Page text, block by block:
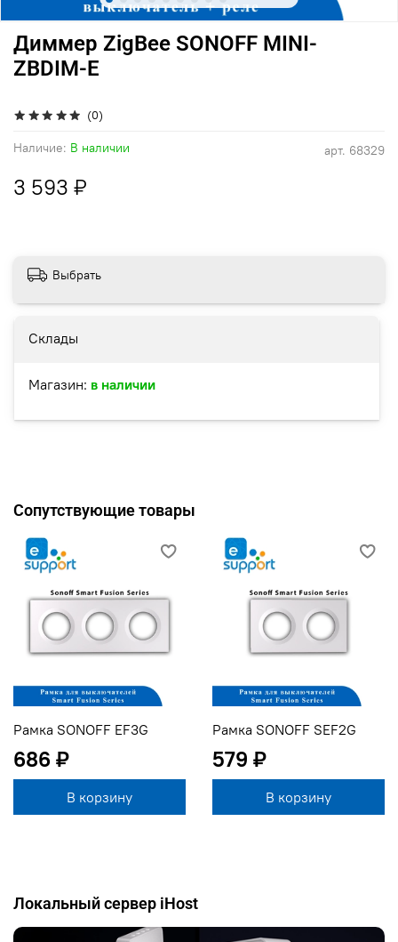
(0)
арт. 68329
Наличие: В наличии
Диммер ZigBee SONOFF MINI-
ZBDIM-E
3 593 ₽
Склады
Магазин: в наличии
Выбрать
Сопутствующие товары
Рамка SONOFF EF3G
686 ₽
В корзину
Рамка SONOFF SEF2G
579 ₽
В корзину
Локальный сервер iHost